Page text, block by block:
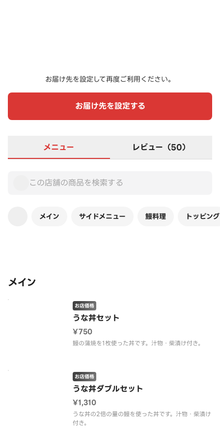
お届け先を設定して再度ご利用ください。
お届け先を設定する
メニュー レビュー（50）
メイン サイドメニュー 鰻料理 トッピング
メイン
うな丼セット
お店価格
¥750
鰻の蒲焼を1枚使った丼です。汁物・柴漬け付き。
うな丼ダブルセット
お店価格
¥1,310
うな丼の2倍の量の鰻を使った丼です。汁物・柴漬け
付き。